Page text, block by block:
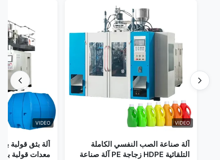
VIDEO
آلة صناعة الصب النفسي الكاملة
التلقائية HDPE زجاجة PE آلة صناعة
VIDEO
آلة بثق قولبة
معدات قولبة بالنفخ